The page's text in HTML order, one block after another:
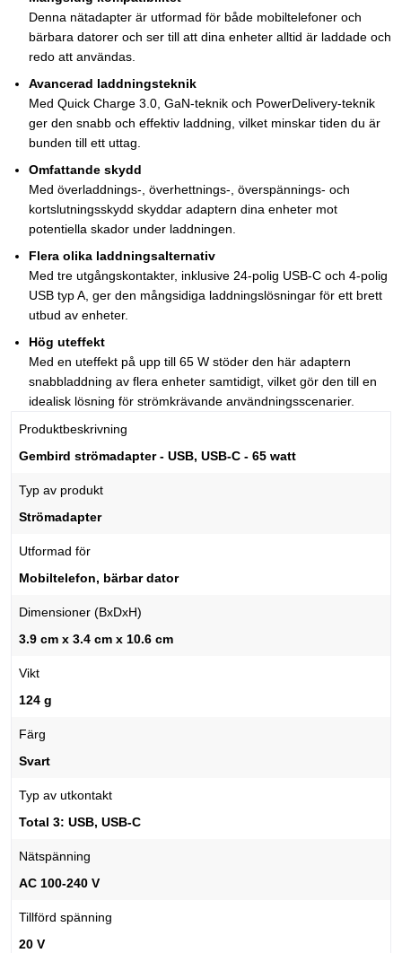
Denna nätadapter är utformad för både mobiltelefoner och
bärbara datorer och ser till att dina enheter alltid är laddade och
redo att användas.
Avancerad laddningsteknik
Med Quick Charge 3.0, GaN-teknik och PowerDelivery-teknik
ger den snabb och effektiv laddning, vilket minskar tiden du är
bunden till ett uttag.
Omfattande skydd
Med överladdnings-, överhettnings-, överspännings- och
kortslutningsskydd skyddar adaptern dina enheter mot
potentiella skador under laddningen.
Flera olika laddningsalternativ
Med tre utgångskontakter, inklusive 24-polig USB-C och 4-polig
USB typ A, ger den mångsidiga laddningslösningar för ett brett
utbud av enheter.
Hög uteffekt
Med en uteffekt på upp till 65 W stöder den här adaptern
snabbladdning av flera enheter samtidigt, vilket gör den till en
idealisk lösning för strömkrävande användningsscenarier.
Produktbeskrivning
Gembird strömadapter - USB, USB-C - 65 watt
Typ av produkt
Strömadapter
Utformad för
Mobiltelefon, bärbar dator
Dimensioner (BxDxH)
3.9 cm x 3.4 cm x 10.6 cm
Vikt
124 g
Färg
Svart
Typ av utkontakt
Total 3: USB, USB-C
Nätspänning
AC 100-240 V
Tillförd spänning
20 V